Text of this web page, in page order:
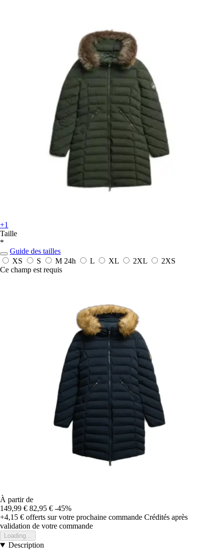
+1
Taille
*
Guide des tailles
XS
S M 24h L XL 2XL
2XS
Ce champ est requis
À partir de
149,99 € 82,95 € -45%
+4,15 € offerts sur votre prochaine commande Crédités après
validation de votre commande
Loading...
Description